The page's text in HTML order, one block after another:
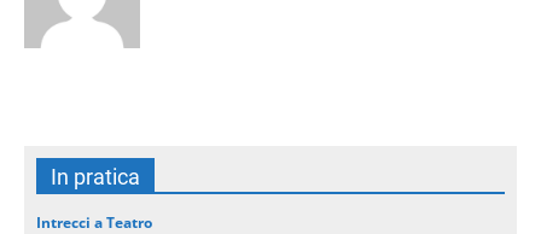
In pratica
Intrecci a Teatro